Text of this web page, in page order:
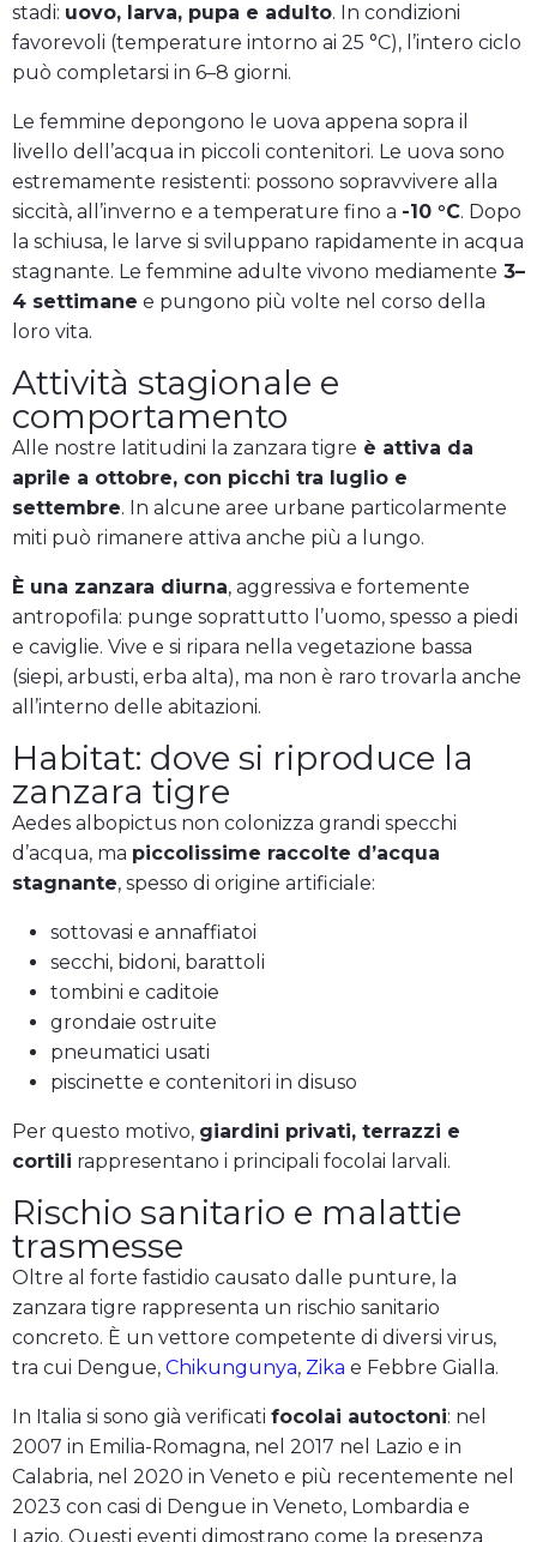
stadi: uovo, larva, pupa e adulto. In condizioni
favorevoli (temperature intorno ai 25 °C), l’intero ciclo
può completarsi in 6–8 giorni.
Le femmine depongono le uova appena sopra il
livello dell’acqua in piccoli contenitori. Le uova sono
estremamente resistenti: possono sopravvivere alla
siccità, all’inverno e a temperature fino a -10 °C. Dopo
la schiusa, le larve si sviluppano rapidamente in acqua
stagnante. Le femmine adulte vivono mediamente 3–
4 settimane e pungono più volte nel corso della
loro vita.
Attività stagionale e
comportamento
Alle nostre latitudini la zanzara tigre è attiva da
aprile a ottobre, con picchi tra luglio e
settembre. In alcune aree urbane particolarmente
miti può rimanere attiva anche più a lungo.
È una zanzara diurna, aggressiva e fortemente
antropofila: punge soprattutto l’uomo, spesso a piedi
e caviglie. Vive e si ripara nella vegetazione bassa
(siepi, arbusti, erba alta), ma non è raro trovarla anche
all’interno delle abitazioni.
Habitat: dove si riproduce la
zanzara tigre
Aedes albopictus non colonizza grandi specchi
d’acqua, ma piccolissime raccolte d’acqua
stagnante, spesso di origine artificiale:
sottovasi e annaffiatoi
secchi, bidoni, barattoli
tombini e caditoie
grondaie ostruite
pneumatici usati
piscinette e contenitori in disuso
Per questo motivo, giardini privati, terrazzi e
cortili rappresentano i principali focolai larvali.
Rischio sanitario e malattie
trasmesse
Oltre al forte fastidio causato dalle punture, la
zanzara tigre rappresenta un rischio sanitario
concreto. È un vettore competente di diversi virus,
tra cui Dengue, Chikungunya, Zika e Febbre Gialla.
In Italia si sono già verificati focolai autoctoni: nel
2007 in Emilia-Romagna, nel 2017 nel Lazio e in
Calabria, nel 2020 in Veneto e più recentemente nel
2023 con casi di Dengue in Veneto, Lombardia e
Lazio. Questi eventi dimostrano come la presenza